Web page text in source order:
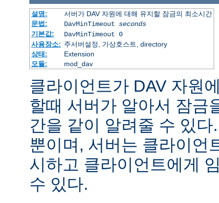
설명:
서버가 DAV 자원에 대해 유지할 잠금의 최소시간
문법:
DavMinTimeout seconds
기본값:
DavMinTimeout 0
사용장소: 주서버설정, 가상호스트, directory
상태:
Extension
모듈:
mod_dav
클라이언트가 DAV 자원
할때 서버가 알아서 잠금
간을 같이 알려줄 수 있
뿐이며, 서버는 클라이언
시하고 클라이언트에게
수 있다.